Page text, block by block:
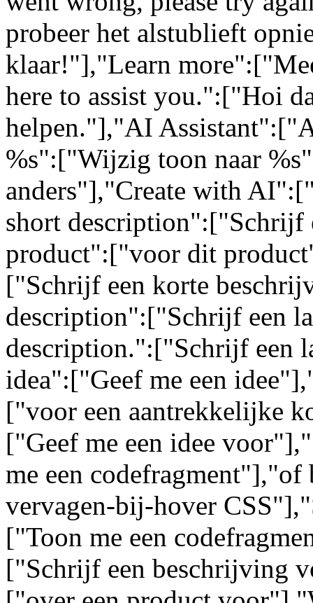
probeer het alstublieft
klaar!"],"Learn
here to assist you.":["Hoi
helpen."],"AI
%s":["Wijzig toon naar
anders"],"Create with
short
product":["voor dit
["Schrijf een korte
description":["Schrijf een
description.":["Schrijf een
idea":["Geef me een
["voor een aantrekkelijke
["Geef me een idee
me een
vervagen-bij-hover
["Toon me een
["Schrijf een beschrijving